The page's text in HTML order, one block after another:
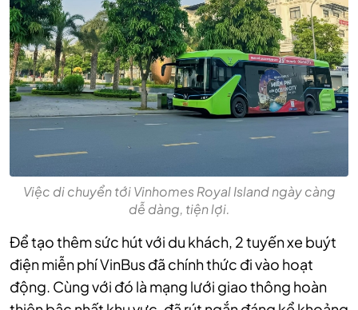
Việc di chuyển tới Vinhomes Royal Island ngày càng
dễ dàng, tiện lợi.
Để tạo thêm sức hút với du khách, 2 tuyến xe buýt
điện miễn phí VinBus đã chính thức đi vào hoạt
động. Cùng với đó là mạng lưới giao thông hoàn